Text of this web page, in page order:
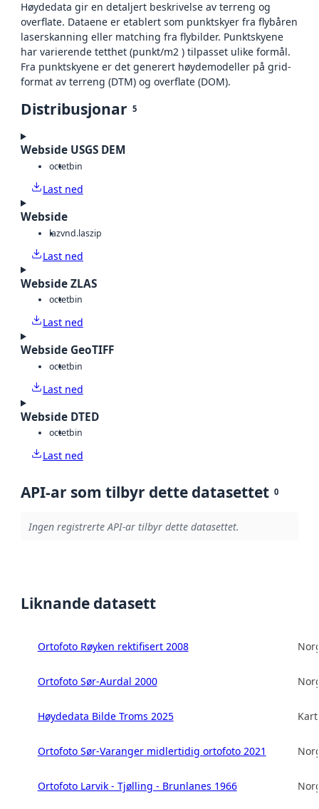
Høydedata gir en detaljert beskrivelse av terreng og
overflate. Dataene er etablert som punktskyer fra flybåren
laserskanning eller matching fra flybilder. Punktskyene
har varierende tetthet (punkt/m2 ) tilpasset ulike formål.
Fra punktskyene er det generert høydemodeller på grid-
format av terreng (DTM) og overflate (DOM).
Distribusjonar 5
Webside USGS DEM
octetbin
Last ned
Webside
lazvnd.laszip
Last ned
Webside ZLAS
octetbin
Last ned
Webside GeoTIFF
octetbin
Last ned
Webside DTED
octetbin
Last ned
API-ar som tilbyr dette datasettet 0
Ingen registrerte API-ar tilbyr dette datasettet.
Liknande datasett
Ortofoto Røyken rektifisert 2008
Ortofoto Sør-Aurdal 2000
Høydedata Bilde Troms 2025
Ortofoto Sør-Varanger midlertidig ortofoto 2021
Ortofoto Larvik - Tjølling - Brunlanes 1966